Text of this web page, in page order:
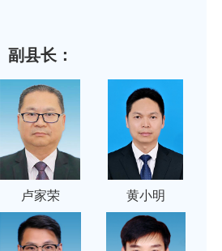
副县长：
卢家荣 黄小明